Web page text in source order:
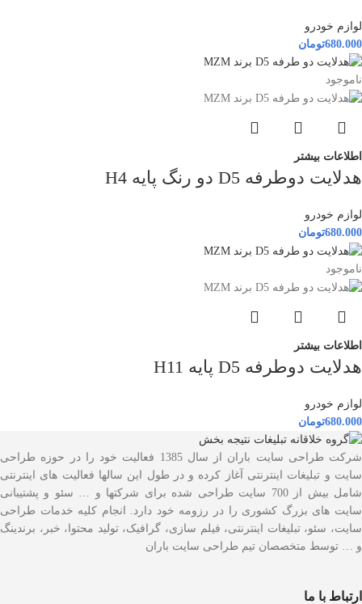
لوازم خودرو
680.000تومان
ناموجود
اطلاعات بیشتر
هدلایت دوطرفه D5 دو رنگ پایه H4
لوازم خودرو
680.000تومان
ناموجود
اطلاعات بیشتر
هدلایت دوطرفه D5 پایه H11
لوازم خودرو
680.000تومان
شرکت طراحی سایت باران از سال 1385 فعالیت خود را در حوزه طراحی
سایت و تبلیغات اینترنتی آغاز کرده و در طول این سالها فعالیت های اینترنتی
شامل بیش از 700 سایت طراحی شده برای شرکتها و … سئو و پشتیبانی
سایت های بزرگ کشوری را در رزومه خود دارد. انجام کلیه خدمات طراحی
سایت، سئو، تبلیغات اینترنتی، فیلم سازی، گرافیک، تولید محتوا، خبر، برندینگ
و … توسط متخصصان تیم طراحی سایت باران
ارتباط با ما